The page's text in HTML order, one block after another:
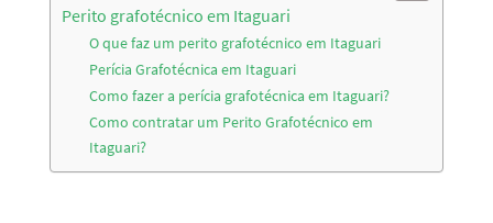
Perito grafotécnico em Itaguari
O que faz um perito grafotécnico em Itaguari
Perícia Grafotécnica em Itaguari
Como fazer a perícia grafotécnica em Itaguari?
Como contratar um Perito Grafotécnico em
Itaguari?